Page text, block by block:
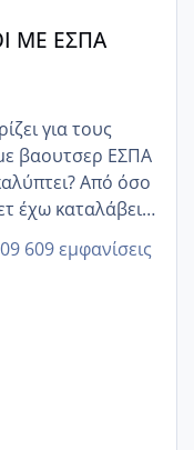
ΜΕ ΕΣΠΑ
για τους
βαουτσερ ΕΣΠΑ
Από όσο
έχω καταλάβει
όλα τα
του ιδιωτικού
609 εμφανίσεις